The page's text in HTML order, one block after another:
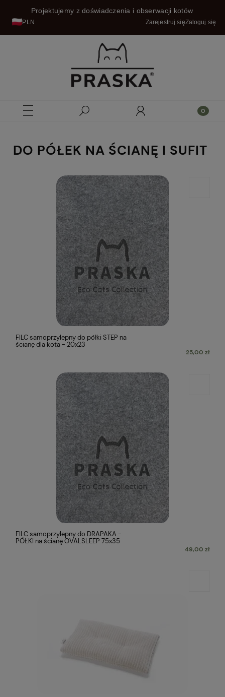
PLN
Projektujemy z doświadczenia i obserwacji kotów
Zarejestruj sięZaloguj się
DO PÓŁEK NA ŚCIANĘ I SUFIT
FILC samoprzylepny do półki STEP na
ścianę dla kota - 20x23
25,00 zł
FILC samoprzylepny do DRAPAKA -
PÓŁKI na ścianę OVALSLEEP 75x35
49,00 zł